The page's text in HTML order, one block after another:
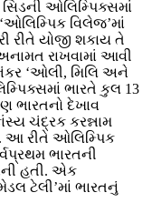
ઓલિમ્પિક્સમાં
વિલેજ’માં
રીતે યોજી શકાય તે
રાખવામાં આવી
‘ઓલી, મિલિ અને
ભારતે કુલ 13
ભારતનો દેખાવ
ચંદ્રક કરન્નામ
આ રીતે ઓલિમ્પિક
ભારતની
હતી. એક
ટેલી’માં ભારતનું